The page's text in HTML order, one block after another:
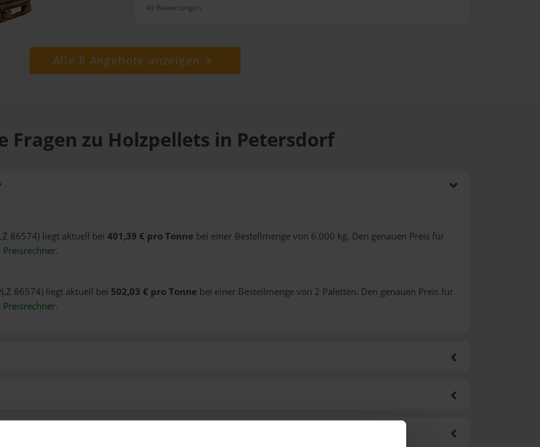
49 Bewertungen
Alle 8 Angebote anzeigen
Fragen zu Holzpellets in Petersdorf
86574) liegt aktuell bei 401,39 € pro Tonne bei einer Bestellmenge von 6.000 kg. Den genauen Preis für
Preisrechner.
86574) liegt aktuell bei 502,03 € pro Tonne bei einer Bestellmenge von 2 Paletten. Den genauen Preis für
Preisrechner.